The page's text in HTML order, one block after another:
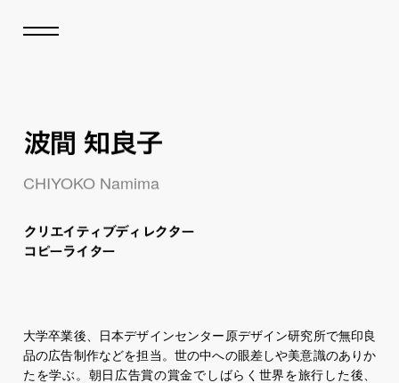
波間 知良子
CHIYOKO Namima
ク リエイティブディレクター
コピーライター
大学卒業後、日本デザインセンター原デザイン研究所で無印良
品の広告制作などを担当。世の中への眼差しや美意識のありか
たを学ぶ。朝日広告賞の賞金でしばらく世界を旅行した後、